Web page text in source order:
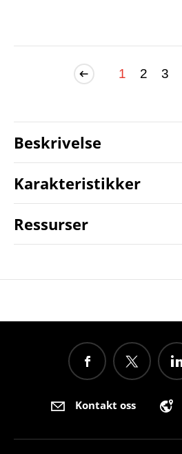
1 2 3
Beskrivelse
Karakteristikker
Ressurser
Kontakt oss